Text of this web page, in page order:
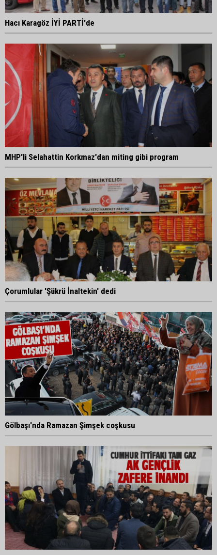
Hacı Karagöz İYİ PARTİ'de
MHP'li Selahattin Korkmaz'dan miting gibi program
Çorumlular 'Şükrü İnaltekin' dedi
Gölbaşı'nda Ramazan Şimşek coşkusu